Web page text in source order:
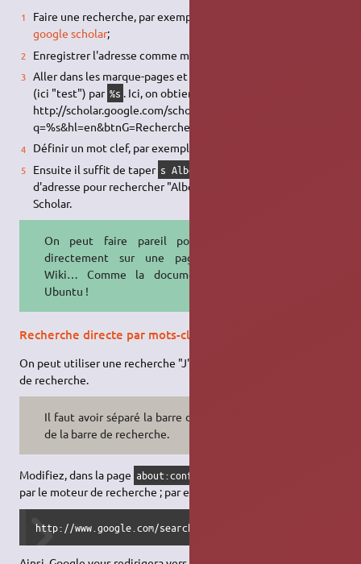
Faire une recherche, par exemple rechercher
google scholar;
Enregistrer l'adresse comme marque-page;
Aller dans les marque-pages et remplacer le mot recherché
(ici "test") par %s . Ici, on obtient:
http://scholar.google.com/scholar?
q=%s&hl=en&btnG=Rechercher&lr=
Définir un mot clef, par exemple "s".
Ensuite il suffit de taper s Albert Einstein
d'adresse pour rechercher "Albert Einstein" dans Google
Scholar.
On peut faire pareil pour aller
directement sur une page d'un
Wiki… Comme la documentation
Ubuntu !
Recherche directe par mots-clés
On peut utiliser une recherche "J'ai de la chance" dans la barre
de recherche.
Il faut avoir séparé la barre d'adresse
de la barre de recherche.
Modifiez, dans la page about:config
par le moteur de recherche ; par exemple :
http://www.google.com/search?sourceid=navclient&gfns=1&q=